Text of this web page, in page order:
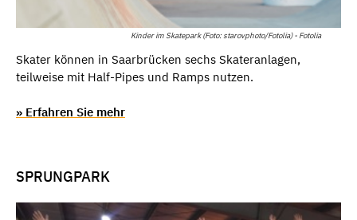
Kinder im Skatepark (Foto: starovphoto/Fotolia) - Fotolia
Skater können in Saarbrücken sechs Skateranlagen,
teilweise mit Half-Pipes und Ramps nutzen.
» Erfahren Sie mehr
SPRUNGPARK